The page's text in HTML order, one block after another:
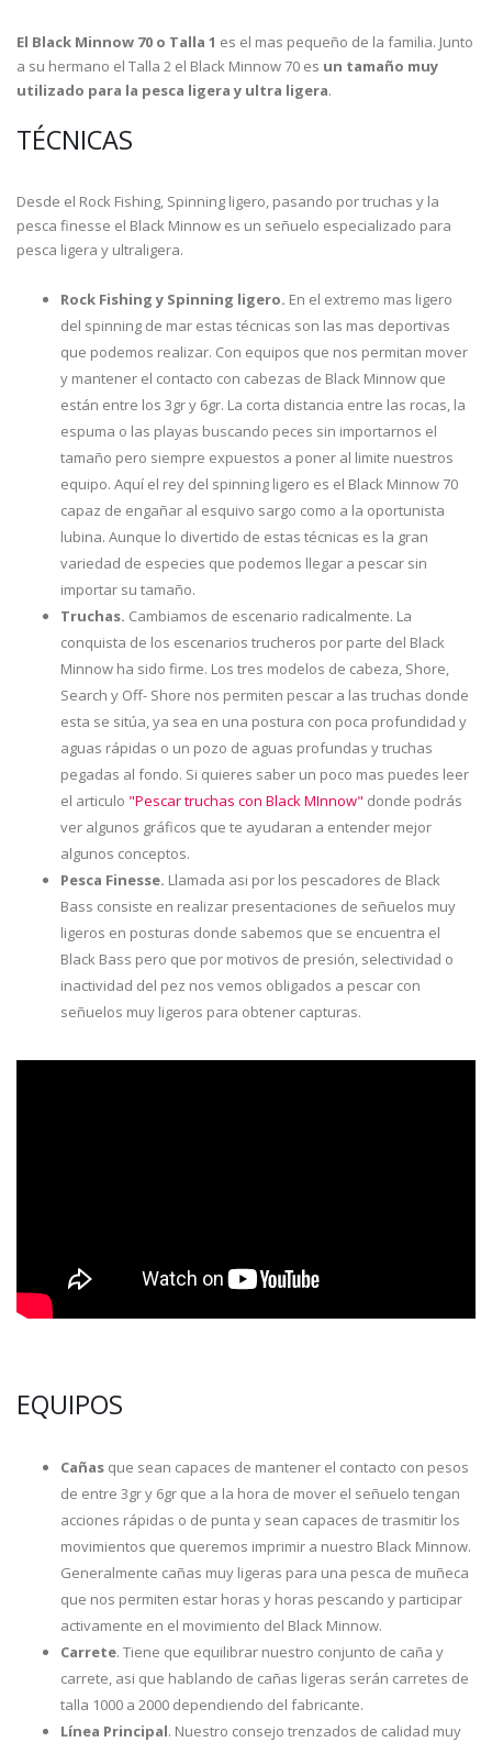
El Black Minnow 70 o Talla 1 es el mas pequeño de la familia. Junto
a su hermano el Talla 2 el Black Minnow 70 es un tamaño muy
utilizado para la pesca ligera y ultra ligera.
TÉCNICAS
Desde el Rock Fishing, Spinning ligero, pasando por truchas y la
pesca finesse el Black Minnow es un señuelo especializado para
pesca ligera y ultraligera.
Rock Fishing y Spinning ligero. En el extremo mas ligero
del spinning de mar estas técnicas son las mas deportivas
que podemos realizar. Con equipos que nos permitan mover
y mantener el contacto con cabezas de Black Minnow que
están entre los 3gr y 6gr. La corta distancia entre las rocas, la
espuma o las playas buscando peces sin importarnos el
tamaño pero siempre expuestos a poner al limite nuestros
equipo. Aquí el rey del spinning ligero es el Black Minnow 70
capaz de engañar al esquivo sargo como a la oportunista
lubina. Aunque lo divertido de estas técnicas es la gran
variedad de especies que podemos llegar a pescar sin
importar su tamaño.
Truchas. Cambiamos de escenario radicalmente. La
conquista de los escenarios trucheros por parte del Black
Minnow ha sido firme. Los tres modelos de cabeza, Shore,
Search y Off- Shore nos permiten pescar a las truchas donde
esta se sitúa, ya sea en una postura con poca profundidad y
aguas rápidas o un pozo de aguas profundas y truchas
pegadas al fondo. Si quieres saber un poco mas puedes leer
el articulo "Pescar truchas con Black MInnow" donde podrás
ver algunos gráficos que te ayudaran a entender mejor
algunos conceptos.
Pesca Finesse. Llamada asi por los pescadores de Black
Bass consiste en realizar presentaciones de señuelos muy
ligeros en posturas donde sabemos que se encuentra el
Black Bass pero que por motivos de presión, selectividad o
inactividad del pez nos vemos obligados a pescar con
señuelos muy ligeros para obtener capturas.
EQUIPOS
Cañas que sean capaces de mantener el contacto con pesos
de entre 3gr y 6gr que a la hora de mover el señuelo tengan
acciones rápidas o de punta y sean capaces de trasmitir los
movimientos que queremos imprimir a nuestro Black Minnow.
Generalmente cañas muy ligeras para una pesca de muñeca
que nos permiten estar horas y horas pescando y participar
activamente en el movimiento del Black Minnow.
Carrete. Tiene que equilibrar nuestro conjunto de caña y
carrete, asi que hablando de cañas ligeras serán carretes de
talla 1000 a 2000 dependiendo del fabricante.
Línea Principal. Nuestro consejo trenzados de calidad muy